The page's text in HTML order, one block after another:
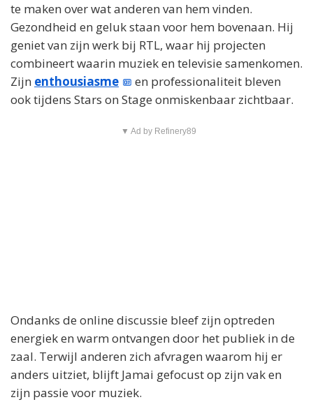
te maken over wat anderen van hem vinden.
Gezondheid en geluk staan voor hem bovenaan. Hij
geniet van zijn werk bij RTL, waar hij projecten
combineert waarin muziek en televisie samenkomen.
Zijn enthousiasme
en professionaliteit bleven
ook tijdens Stars on Stage onmiskenbaar zichtbaar.
▼ Ad by Refinery89
Ondanks de online discussie bleef zijn optreden
energiek en warm ontvangen door het publiek in de
zaal. Terwijl anderen zich afvragen waarom hij er
anders uitziet, blijft Jamai gefocust op zijn vak en
zijn passie voor muziek.